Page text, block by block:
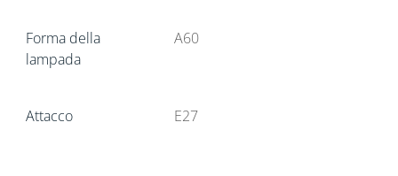
Forma della
lampada
A60
Attacco E27